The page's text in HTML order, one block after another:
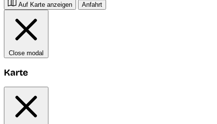
Auf Karte anzeigen Anfahrt
Close modal
Karte